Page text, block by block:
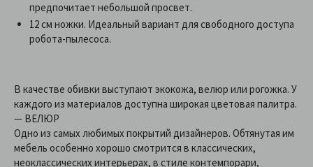
предпочитает небольшой просвет.
12 см ножки. Идеальный вариант для свободного доступа
робота-пылесоса.
В качестве обивки выступают экокожа, велюр или рогожка. У
каждого из материалов доступна широкая цветовая палитра.
— ВЕЛЮР
Одно из самых любимых покрытий дизайнеров. Обтянутая им
мебель особенно хорошо смотрится в классических,
неоклассических интерьерах, в стиле контемпорари,